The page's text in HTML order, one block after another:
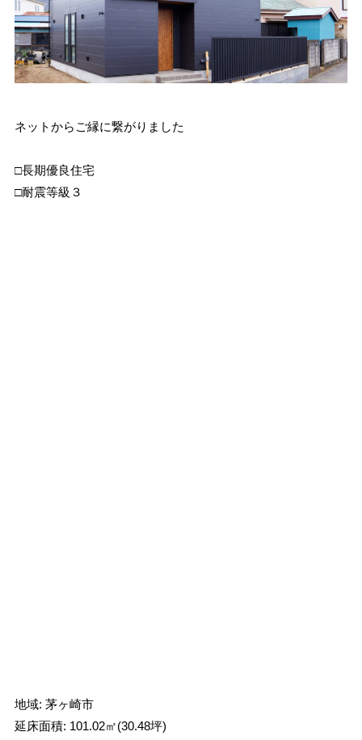
ネットからご縁に繋がりました
□長期優良住宅
□耐震等級３
地域: 茅ヶ崎市
延床面積: 101.02㎡(30.48坪)